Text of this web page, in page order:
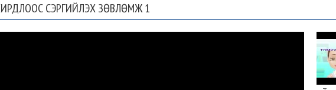
СЭРГИЙЛЭХ ЗӨВЛӨМЖ 1